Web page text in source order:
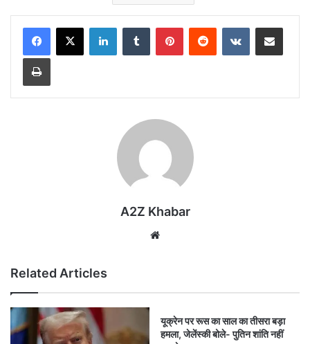
LinkedInTumblr PinterestReddit VKontakteShare via Email
Print
A2Z Khabar
Related Articles
यूक्रेन पर रूस का साल का तीसरा बड़ा
हमला, जेलेंस्की बोले- पुतिन शांति नहीं